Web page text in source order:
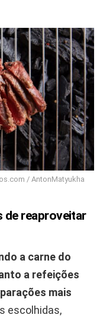
/ AntonMatyukha
de reaproveitar
a carne do
a refeições
mais
escolhidas,